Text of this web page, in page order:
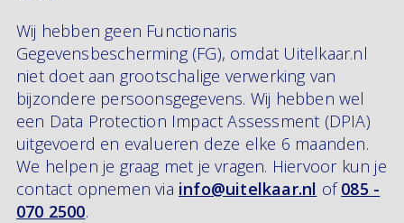
Wij hebben geen Functionaris
Gegevensbescherming (FG), omdat Uitelkaar.nl
niet doet aan grootschalige verwerking van
bijzondere persoonsgegevens. Wij hebben wel
een Data Protection Impact Assessment (DPIA)
uitgevoerd en evalueren deze elke 6 maanden.
We helpen je graag met je vragen. Hiervoor kun je
contact opnemen via info@uitelkaar.nl of085 -
070 2500.